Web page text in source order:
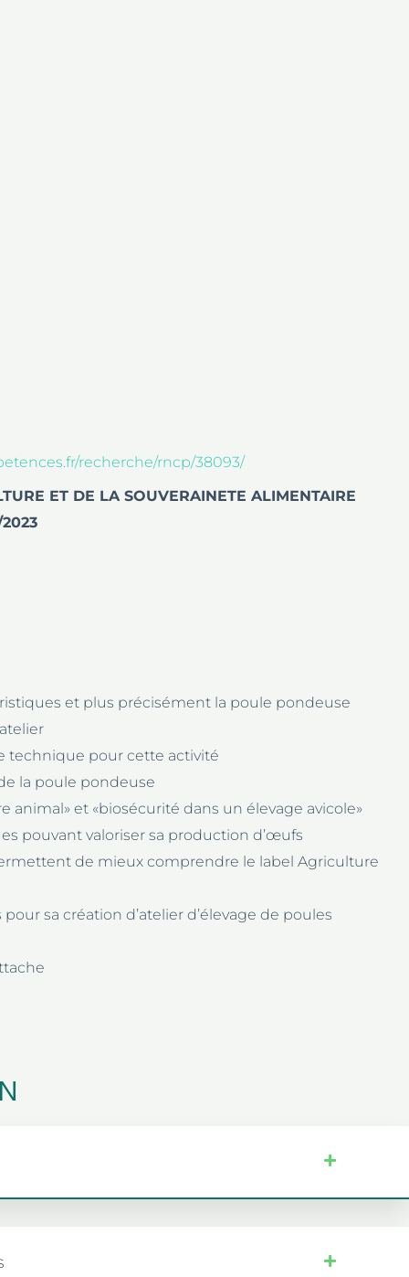
recherche/rncp/38093/
ET DE LA SOUVERAINETE ALIMENTAIRE
et plus précisément la poule pondeuse
technique pour cette activité
la poule pondeuse
et «biosécurité dans un élevage avicole»
pouvant valoriser sa production d’œufs
de mieux comprendre le label Agriculture
sa création d’atelier d’élevage de poules